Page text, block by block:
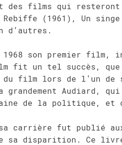
films qui resteront
Rebiffe (1961), Un
d’autres.
son premier film,
fit un tel succès,
lors de l’un de
grandement
de la politique,
carrière fut publié
de sa disparition. Ce